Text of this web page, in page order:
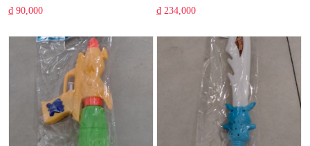
₫ 90,000 ₫ 234,000